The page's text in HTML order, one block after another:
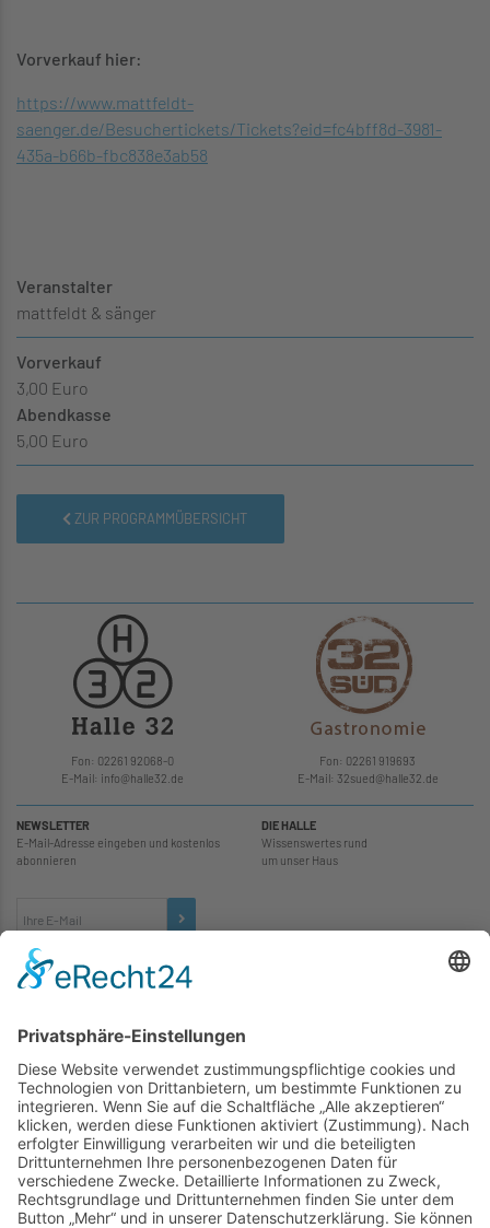
Vorverkauf hier:
https://www.mattfeldt-
saenger.de/Besuchertickets/Tickets?eid=fc4bff8d-3981-
435a-b66b-fbc838e3ab58
Veranstalter
mattfeldt & sänger
Vorverkauf
3,00 Euro
Abendkasse
5,00 Euro
ZUR PROGRAMMÜBERSICHT
Fon: 02261 92068-0
E-Mail: info@halle32.de
Fon: 02261 919693
E-Mail: 32sued@halle32.de
NEWSLETTER
E-Mail-Adresse eingeben und kostenlos
abonnieren
DIE HALLE
Wissenswertes rund
um unser Haus
SOCIAL MEDIA
Besuchen Sie uns auch hier: